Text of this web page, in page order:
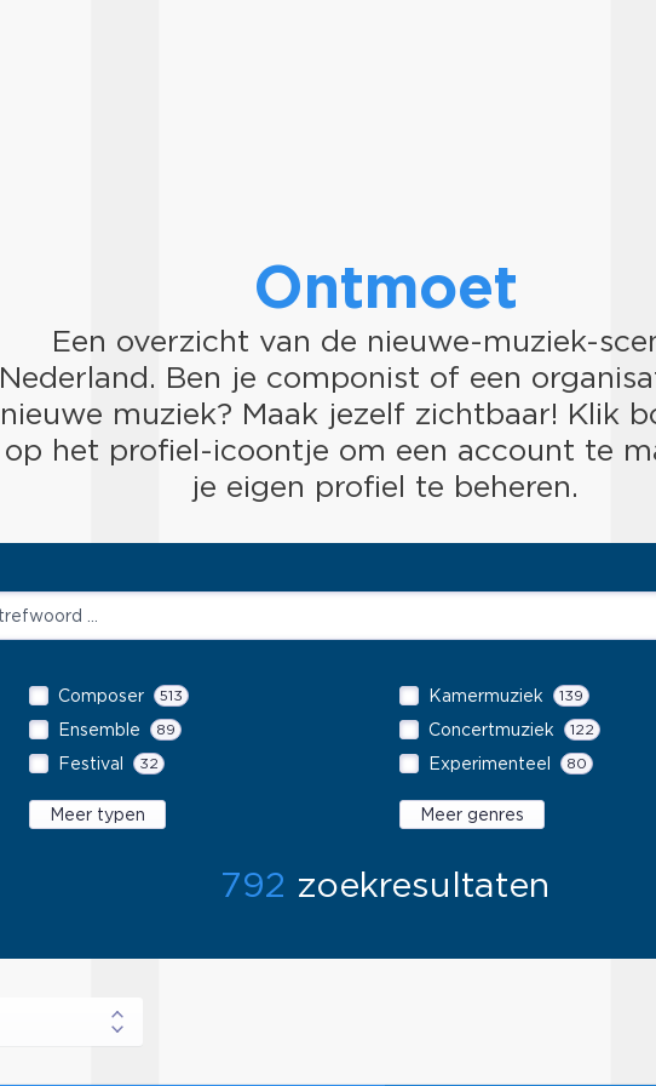
Ontmoet
Een overzicht van de nieuwe-muziek-
Nederland. Ben je componist of een
nieuwe muziek? Maak jezelf zichtbaar! Klik
op het profiel-icoontje om een account te
je eigen profiel te beheren.
Composer 513
Ensemble 89
Festival 32
Meer typen
Kamermuziek 139
Concertmuziek 122
Experimenteel 80
Meer genres
792 zoekresultaten